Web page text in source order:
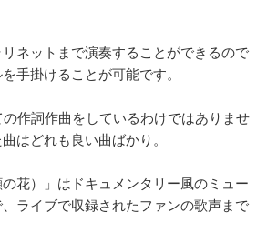
ネットまで演奏することができるので
手掛けることが可能です。
作詞作曲をしているわけではありませ
はどれも良い曲ばかり。
花）」はドキュメンタリー風のミュー
ライブで収録されたファンの歌声まで